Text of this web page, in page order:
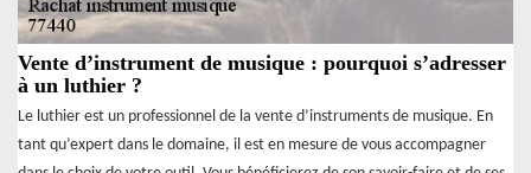
Vente d’instrument de musique : pourquoi s’adresser
à un luthier ?
Le luthier est un professionnel de la vente d’instruments de musique. En
tant qu’expert dans le domaine, il est en mesure de vous accompagner